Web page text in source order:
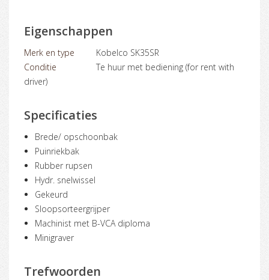
Eigenschappen
Merk en type
Kobelco SK35SR
Conditie
Te huur met bediening (for rent with
driver)
Specificaties
Brede/ opschoonbak
Puinriekbak
Rubber rupsen
Hydr. snelwissel
Gekeurd
Sloopsorteergrijper
Machinist met B-VCA diploma
Minigraver
Trefwoorden